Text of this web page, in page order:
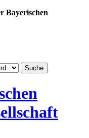
Bayerischen